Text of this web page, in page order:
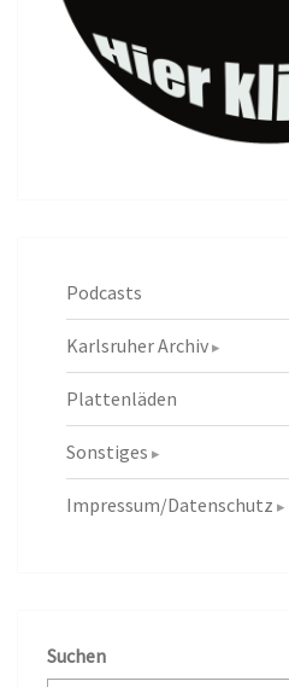
Podcasts
Karlsruher Archiv
Plattenläden
Sonstiges
Impressum/Datenschutz
Suchen